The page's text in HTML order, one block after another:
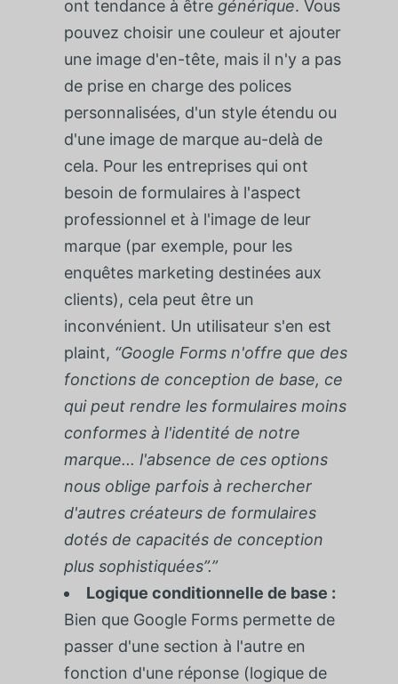
ont tendance à être générique. Vous
pouvez choisir une couleur et ajouter
une image d'en-tête, mais il n'y a pas
de prise en charge des polices
personnalisées, d'un style étendu ou
d'une image de marque au-delà de
cela. Pour les entreprises qui ont
besoin de formulaires à l'aspect
professionnel et à l'image de leur
marque (par exemple, pour les
enquêtes marketing destinées aux
clients), cela peut être un
inconvénient. Un utilisateur s'en est
plaint, “Google Forms n'offre que des
fonctions de conception de base, ce
qui peut rendre les formulaires moins
conformes à l'identité de notre
marque... l'absence de ces options
nous oblige parfois à rechercher
d'autres créateurs de formulaires
dotés de capacités de conception
plus sophistiquées”.”
Logique conditionnelle de base :
Bien que Google Forms permette de
passer d'une section à l'autre en
fonction d'une réponse (logique de